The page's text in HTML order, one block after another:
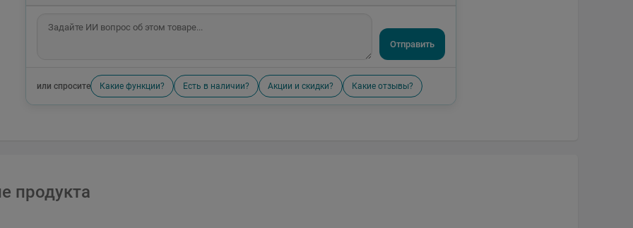
Отправить
или спросите Какие функции? Есть в наличии? Акции и скидки? Какие отзывы?
продукта